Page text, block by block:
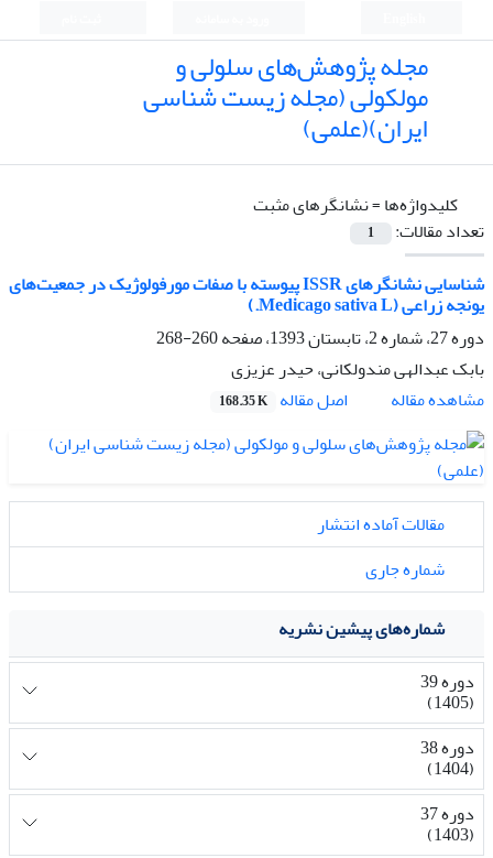
مجله پژوهش‌های سلولی و
مولکولی (مجله زیست شناسی
ایران)(علمی)
کلیدواژه‌ها =نشانگرهای مثبت
تعداد مقالات:
1
شناسایی نشانگرهای ISSR پیوسته با صفات مورفولوژیک در جمعیت‌های
یونجه زراعی (Medicago sativa L.)
دوره 27، شماره 2، تابستان 1393، صفحه
260-268
بابک عبدالهی مندولکانی، حیدر عزیزی
مشاهده مقاله
اصل مقاله 168.35 K
مقالات آماده انتشار
شماره جاری
شماره‌های پیشین نشریه
دوره 39
(1405)
دوره 38
(1404)
دوره 37
(1403)